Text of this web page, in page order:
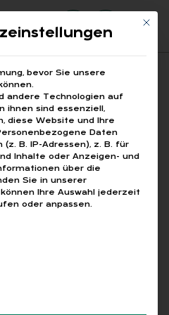
mit dem
„ar­beits­
Mit
bevor Sie unsere
andere Technologien auf
ihnen sind essenziell,
diese Website und Ihre
Daten
B. IP-Adressen), z. B. für
Inhalte oder Anzeigen- und
über die
Sie in unserer
Ihre Auswahl jederzeit
oder anpassen.
Service-Gruppen, für